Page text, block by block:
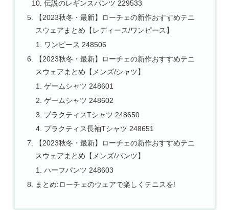
伝説のレギンスパンツ 229533
【2023秋冬・最新】ローチェの新作おすすめテニ
スウェアまとめ【レディース/ワンピース】
ワンピース 248506
【2023秋冬・最新】ローチェの新作おすすめテニ
スウェアまとめ【メンズ/シャツ】
ゲームシャツ 248601
ゲームシャツ 248602
プラクティスTシャツ 248650
プラクティス長袖Tシャツ 248651
【2023秋冬・最新】ローチェの新作おすすめテニ
スウェアまとめ【メンズ/パンツ】
ハーフパンツ 248603
まとめ:ローチェのウェアで楽しくテニスを!